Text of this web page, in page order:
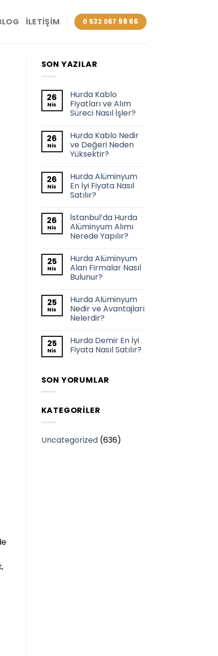
İLETIŞIM 0 532 067 98 66
SON YAZILAR
26
Nis
Hurda Kablo
Fiyatları ve Alım
Süreci Nasıl İşler?
26
Nis
Hurda Kablo Nedir
ve Değeri Neden
Yüksektir?
26
Nis
Hurda Alüminyum
En İyi Fiyata Nasıl
Satılır?
26
Nis
İstanbul’da Hurda
Alüminyum Alımı
Nerede Yapılır?
25
Nis
Hurda Alüminyum
Alan Firmalar Nasıl
Bulunur?
25
Nis
Hurda Alüminyum
Nedir ve Avantajları
Nelerdir?
25
Nis
Hurda Demir En İyi
Fiyata Nasıl Satılır?
SON YORUMLAR
KATEGORILER
Uncategorized(636)